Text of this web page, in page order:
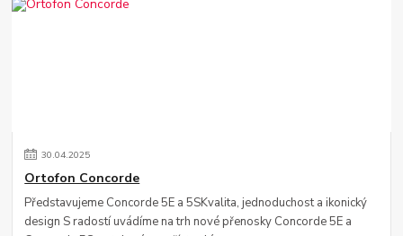
30.04.2025
Ortofon Concorde
Představujeme Concorde 5E a 5SKvalita, jednoduchost a ikonický
design S radostí uvádíme na trh nové přenosky Concorde 5E a